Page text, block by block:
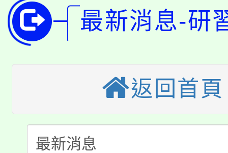
開!
115年桃園市運動會8/
田徑場及游泳池舉行。
桃園市低收入戶享有免
視費優惠，中低收入戶
半價優惠，詳情可洽有
者。
大園自造教育及科技中
份教師增能研習
大溪自造教育及科技
份教師研習
淨零綠生活教案入校路
會
115年食農教育專業人
最新消息-研
返回首頁